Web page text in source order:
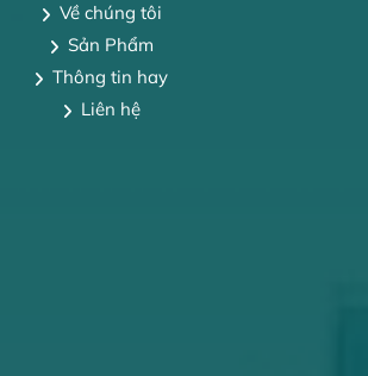
Về chúng tôi
Sản Phẩm
Thông tin hay
Liên hệ